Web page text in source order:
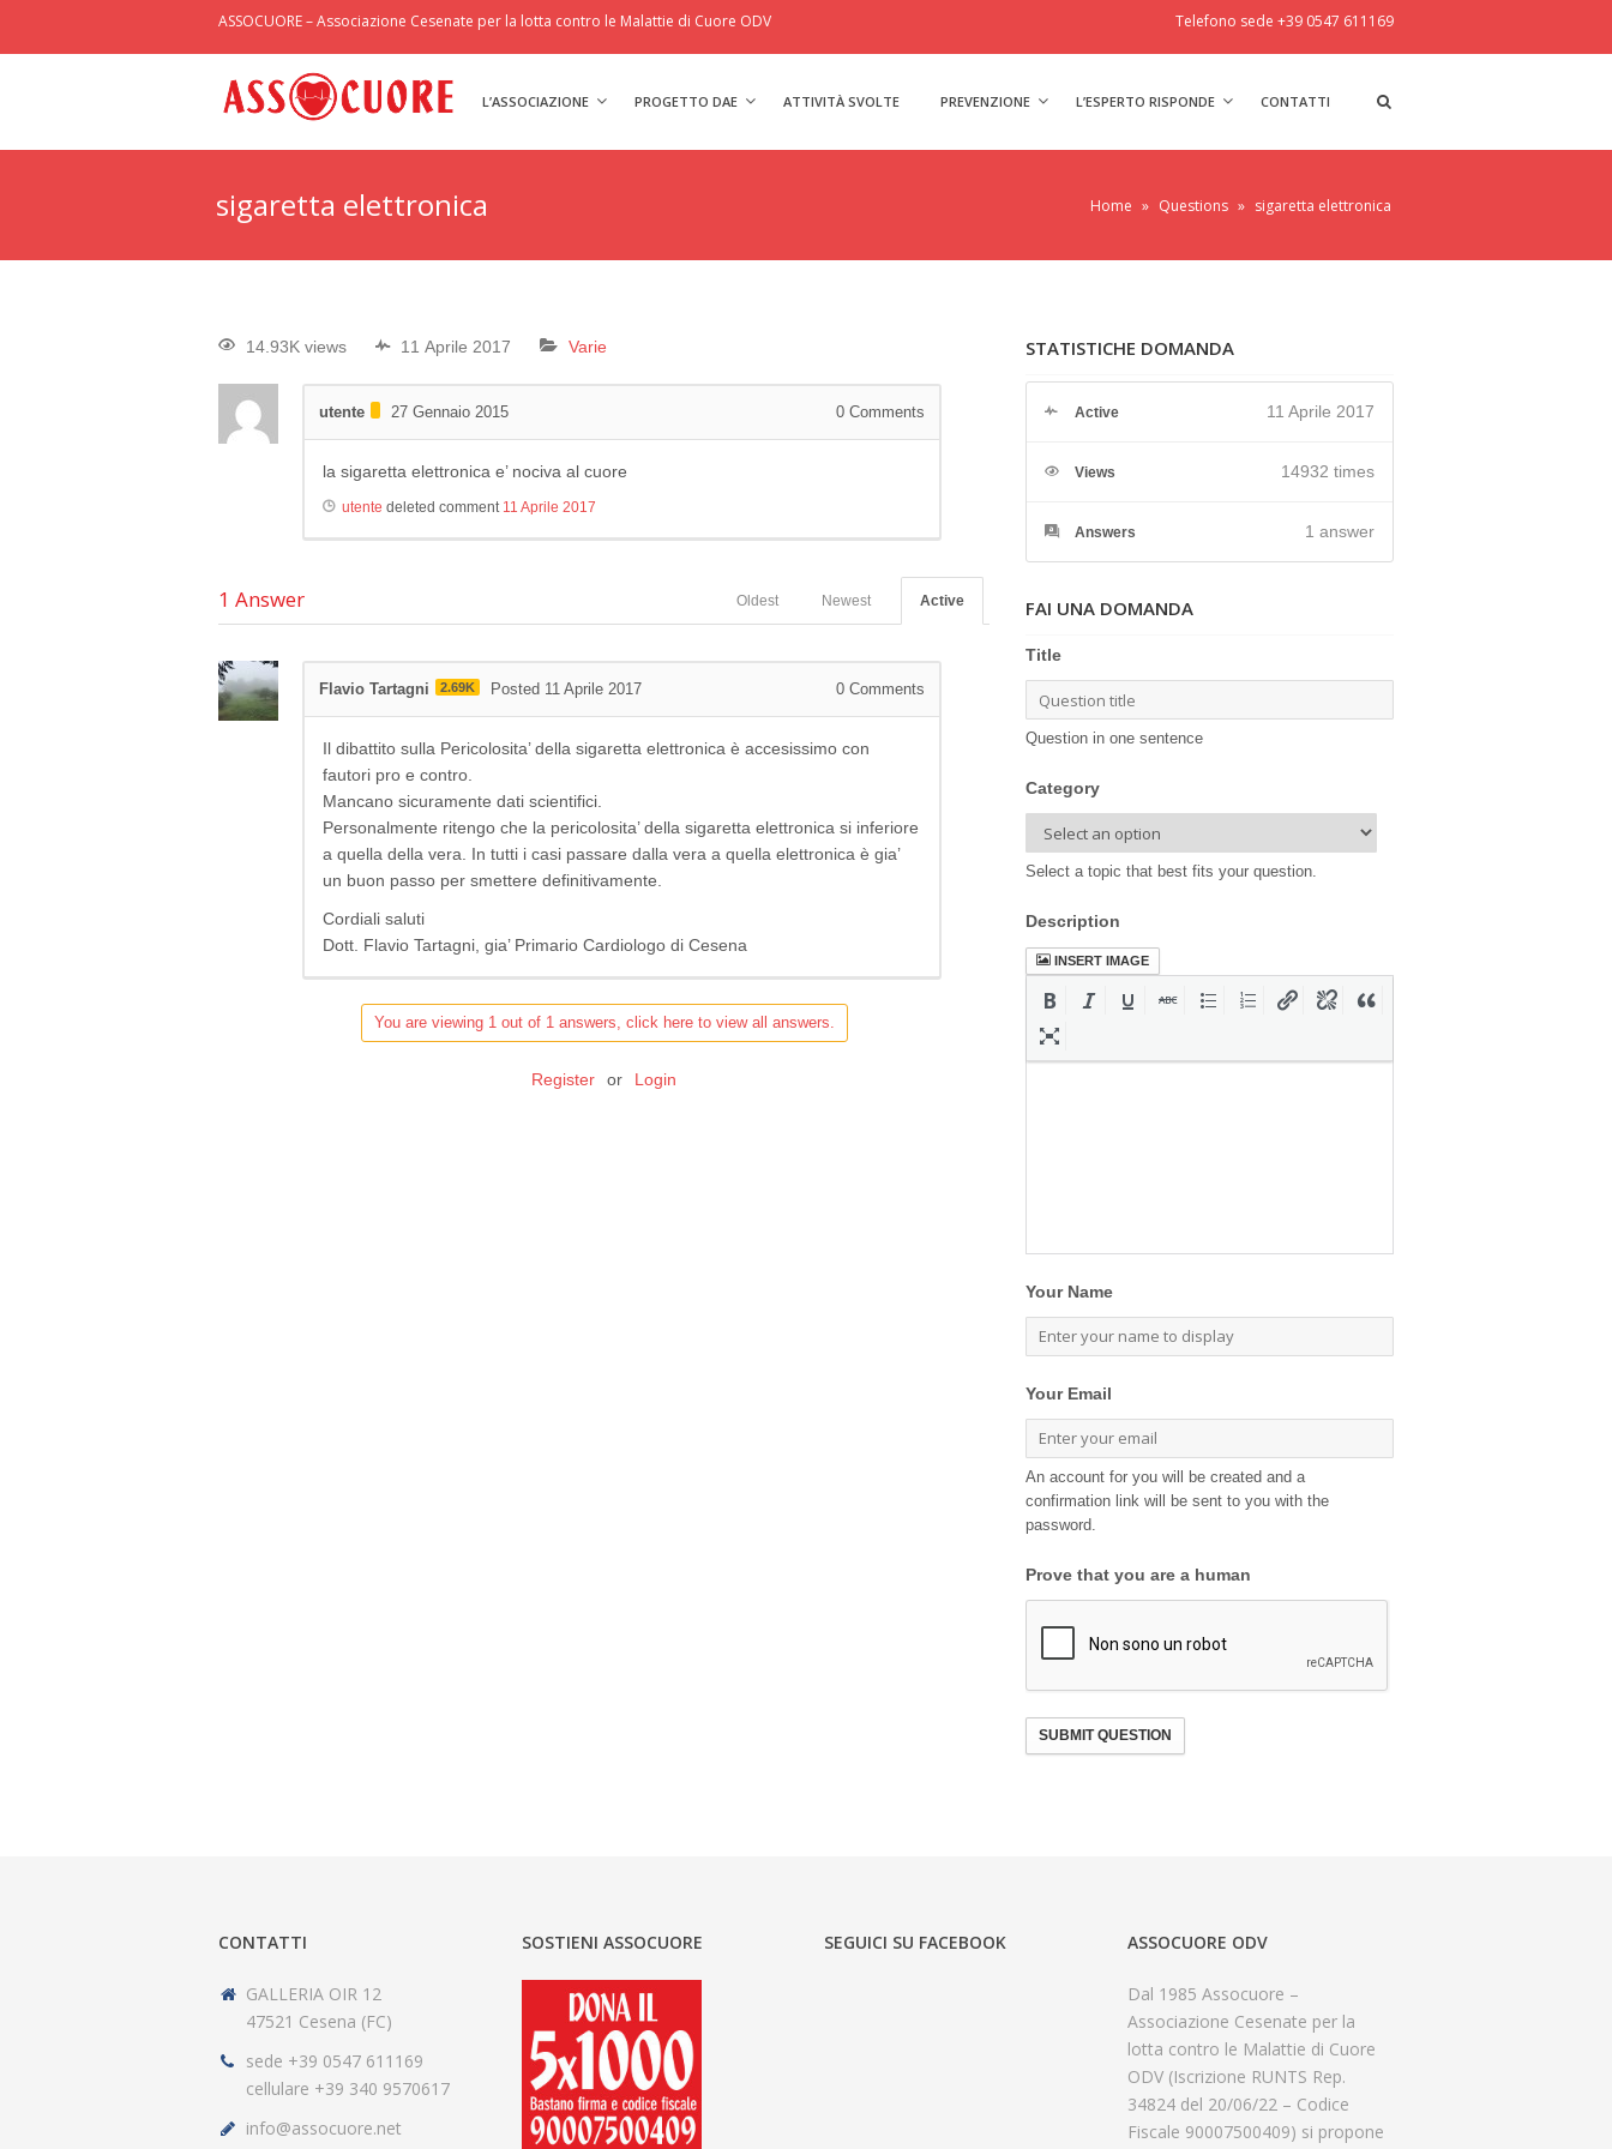
ASSOCUORE – Associazione Cesenate per la lotta contro le Malattie di Cuore ODV Telefono sede +39 0547 611169
L’ASSOCIAZIONE PROGETTO DAE ATTIVITÀ SVOLTE PREVENZIONE L’ESPERTO RISPONDE CONTATTI
sigaretta elettronica Home » Questions » sigaretta elettronica
14.93K views 11 Aprile 2017 Varie
utente 27 Gennaio 2015 0 Comments
la sigaretta elettronica e’ nociva al cuore
utente deleted comment 11 Aprile 2017
1 Answer Active
Newest
Oldest
Flavio Tartagni 2.69K Posted 11 Aprile 2017 0 Comments
Il dibattito sulla Pericolosita’ della sigaretta elettronica è accesissimo con
fautori pro e contro.
Mancano sicuramente dati scientifici.
Personalmente ritengo che la pericolosita’ della sigaretta elettronica si inferiore
a quella della vera. In tutti i casi passare dalla vera a quella elettronica è gia’
un buon passo per smettere definitivamente.
Cordiali saluti
Dott. Flavio Tartagni, gia’ Primario Cardiologo di Cesena
You are viewing 1 out of 1 answers, click here to view all answers.
Register or Login
STATISTICHE DOMANDA
Active 11 Aprile 2017
Views 14932 times
Answers 1 answer
FAI UNA DOMANDA
Title
Question in one sentence
Category
Select a topic that best fits your question.
Description
INSERT IMAGE
Your Name
Your Email
An account for you will be created and a
confirmation link will be sent to you with the
password.
Prove that you are a human
SUBMIT QUESTION
CONTATTI
GALLERIA OIR 12
47521 Cesena (FC)
sede +39 0547 611169
cellulare +39 340 9570617
info@assocuore.net
SOSTIENI ASSOCUORE SEGUICI SU FACEBOOK ASSOCUORE ODV
Dal 1985 Assocuore –
Associazione Cesenate per la
lotta contro le Malattie di Cuore
ODV (Iscrizione RUNTS Rep.
34824 del 20/06/22 – Codice
Fiscale 90007500409) si propone